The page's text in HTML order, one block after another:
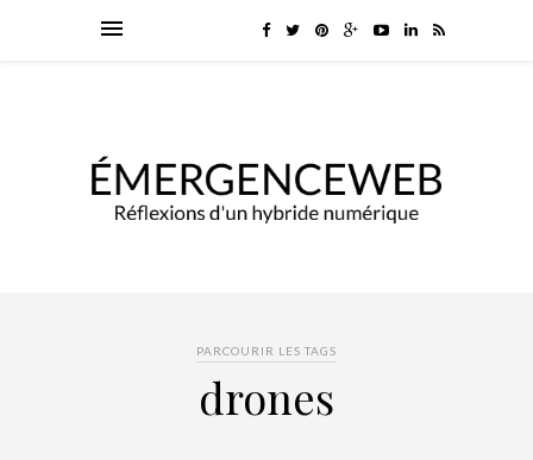
PARCOURIR LES TAGS
drones